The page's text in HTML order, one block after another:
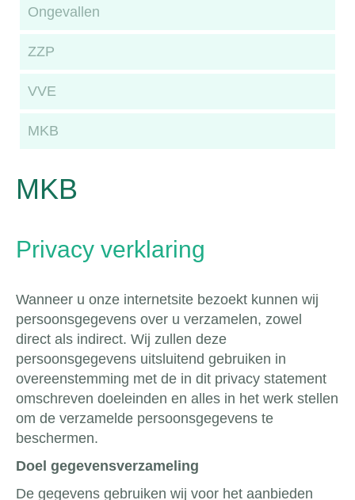
Ongevallen
ZZP
VVE
MKB
MKB
Privacy verklaring
Wanneer u onze internetsite bezoekt kunnen wij
persoonsgegevens over u verzamelen, zowel
direct als indirect. Wij zullen deze
persoonsgegevens uitsluitend gebruiken in
overeenstemming met de in dit privacy statement
omschreven doeleinden en alles in het werk stellen
om de verzamelde persoonsgegevens te
beschermen.
Doel gegevensverzameling
De gegevens gebruiken wij voor het aanbieden